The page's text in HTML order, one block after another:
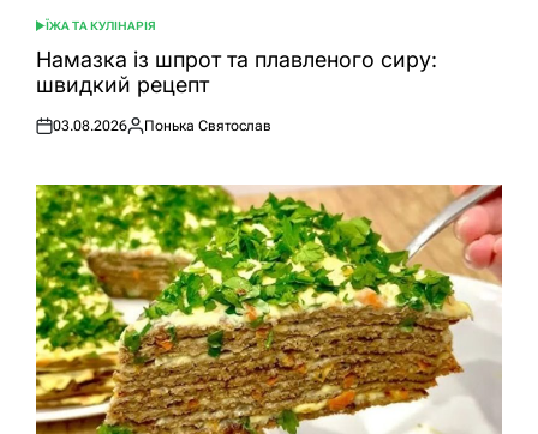
ОПУБЛІКУВАТИ
У
ЇЖА ТА КУЛІНАРІЯ
Намазка із шпрот та плавленого сиру:
швидкий рецепт
Оприлюднено
03.08.2026
Опубліковано
Понька Святослав